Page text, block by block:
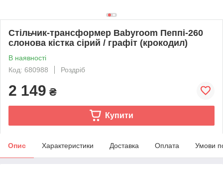
Стільчик-трансформер Babyroom Пеппі-260
слонова кістка сірий / графіт (крокодил)
В наявності
Код: 680988
Роздріб
2 149 ₴
Купити
Опис Характеристики Доставка Оплата Умови